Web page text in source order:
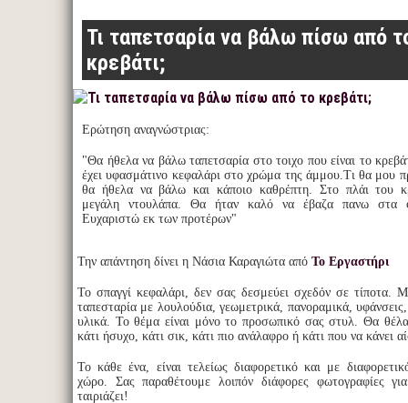
Τι ταπετσαρία να βάλω πίσω από
κρεβάτι;
Ερώτηση αναγνώστριας:
"Θα ήθελα να βάλω ταπετσαρία στο τοιχο που είναι το
έχει υφασμάτινο κεφαλάρι στο χρώμα της άμμου.Τι θα μου
θα ήθελα να βάλω και κάποιο καθρέπτη. Στο πλάι του
μεγάλη ντουλάπα. Θα ήταν καλό να έβαζα πανω στα
Ευχαριστώ εκ των προτέρων"
Την απάντηση δίνει η Νάσια Καραγιώτα από Το Εργαστήρι
Το σπαγγί κεφαλάρι, δεν σας δεσμεύει σχεδόν σε τίποτα.
ταπεσταρία με λουλούδια, γεωμετρικά, πανοραμικά,
υλικά. Το θέμα είναι μόνο το προσωπικό σας στυλ. Θα
κάτι ήσυχο, κάτι σικ, κάτι πιο ανάλαφρο ή κάτι που να κάνει
Το κάθε ένα, είναι τελείως διαφορετικό και με
χώρο. Σας παραθέτουμε λοιπόν διάφορες φωτογραφίες
ταιριάζει!